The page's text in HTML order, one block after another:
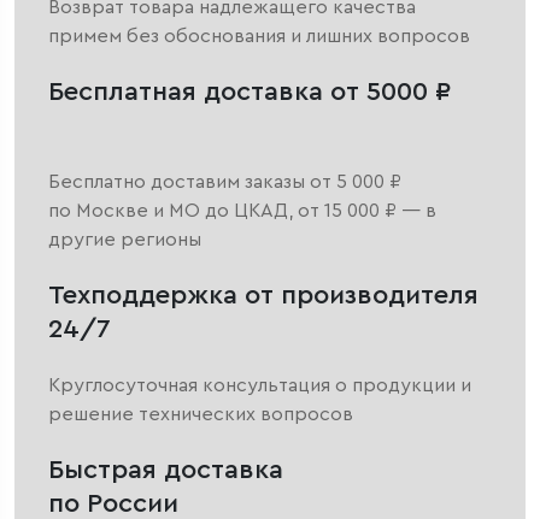
Возврат товара надлежащего качества
примем без обоснования и лишних вопросов
Бесплатная доставка от 5000 ₽
Бесплатно доставим заказы от 5 000 ₽
по Москве и МО до ЦКАД, от 15 000 ₽ — в
другие регионы
Техподдержка от производителя
24/7
Круглосуточная консультация о продукции и
решение технических вопросов
Быстрая доставка
по России